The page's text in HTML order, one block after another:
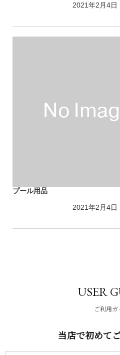
2021年2月4日
プール用品
2021年2月4日
USER
ご利用ガ
当店で初めて